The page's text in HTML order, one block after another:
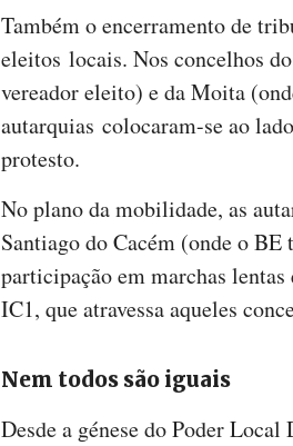
Também o encerramento de
eleitos locais. Nos concelhos
vereador eleito) e da Moita
autarquias colocaram-se ao
protesto.
No plano da mobilidade, as
Santiago do Cacém (onde o
participação em marchas
IC1, que atravessa aqueles
Nem todos são iguais
Desde a génese do Poder